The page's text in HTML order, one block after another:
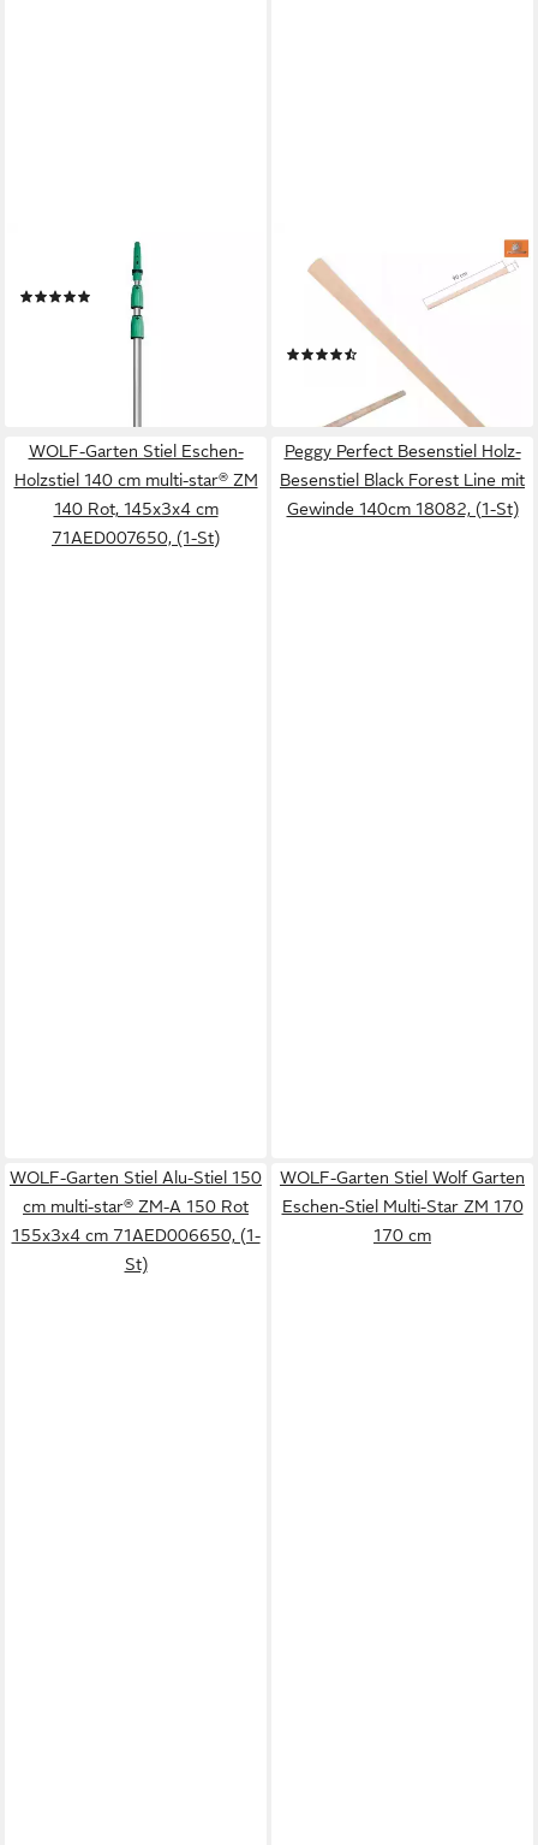
lieferbar - in 2-3 Werktagen bei dir
Stiel Kreuzhackenstiel
Spitzhackenstiel 90 cm für 2
bis 3,5kg, stabil
lieferbar - in 6-7 Werktagen bei dir
WOLF-Garten Stiel Eschen-
Holzstiel 140 cm multi-star® ZM
140 Rot, 145x3x4 cm
71AED007650, (1-St)
Peggy Perfect Besenstiel Holz-
Besenstiel Black Forest Line mit
Gewinde 140cm 18082, (1-St)
WOLF-Garten Stiel Alu-Stiel 150
cm multi-star® ZM-A 150 Rot
155x3x4 cm 71AED006650, (1-
St)
WOLF-Garten Stiel Wolf Garten
Eschen-Stiel Multi-Star ZM 170
170 cm